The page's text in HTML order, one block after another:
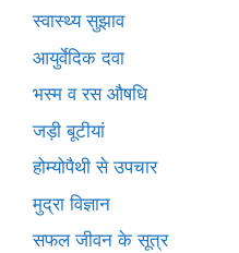
स्वास्थ्य सुझाव
आयुर्वेदिक दवा
भस्म व रस औषधि
जड़ी बूटीयां
होम्योपैथी से उपचार
मुद्रा विज्ञान
सफल जीवन के सूत्र